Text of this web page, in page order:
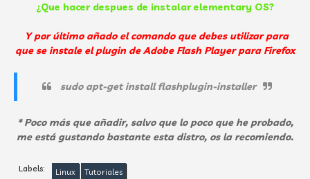
¿Que hacer despues de instalar elementary OS?
Y por último añado el comando que debes utilizar para
que se instale el plugin de Adobe Flash Player para Firefox
sudo apt-get install flashplugin-installer
* Poco más que añadir, salvo que lo poco que he probado,
me está gustando bastante esta distro, os la recomiendo.
Labels: Linux Tutoriales